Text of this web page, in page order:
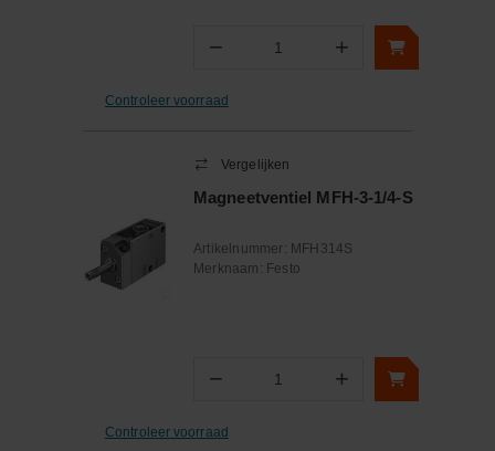
− Aantal +
Controleer voorraad
Vergelijken
Magneetventiel MFH-3-1/4-S
Artikelnummer: MFH314S
Merknaam: Festo
− Aantal +
Controleer voorraad